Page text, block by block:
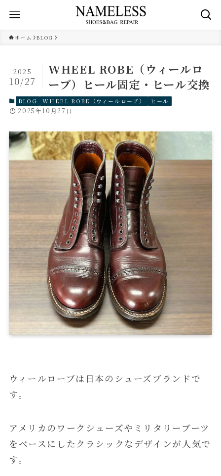
ホーム BLOG
WHEEL ROBE（ウィールロ
ーブ）ヒール固定・ヒール交換
2025
10/27
BLOG WHEEL ROBE（ウィールローブ） ヒール
2025年10月27日
ウィールローブは日本のシューズブランドで
す。
アメリカのワークシューズやミリタリーブーツ
をベースにしたクラシックなデザインが人気で
す。